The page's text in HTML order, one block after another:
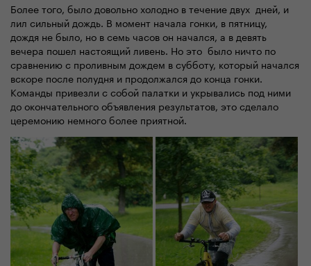
Более того, было довольно холодно в течение двух дней, и
лил сильный дождь. В момент начала гонки, в пятницу,
дождя не было, но в семь часов он начался, а в девять
вечера пошел настоящий ливень. Но это было ничто по
сравнению с проливным дождем в субботу, который начался
вскоре после полудня и продолжался до конца гонки.
Команды привезли с собой палатки и укрывались под ними
до окончательного объявления результатов, это сделало
церемонию немного более приятной.